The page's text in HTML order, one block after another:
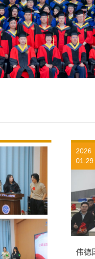
公司
2026
01.29